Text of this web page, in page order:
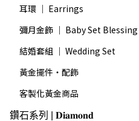
耳環 ｜ Earrings
彌月金飾 ｜ Baby Set Blessing
結婚套組 ｜ Wedding Set
黃金擺件・配飾
客製化黃金商品
鑽石系列 | 𝐃𝐢𝐚𝐦𝐨𝐧𝐝